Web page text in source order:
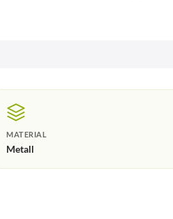
MATERIAL
Metall